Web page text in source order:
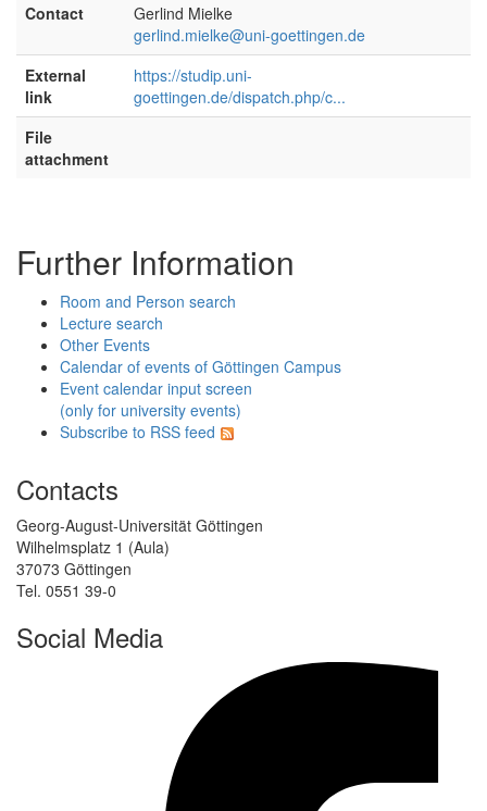
Contact
Gerlind Mielke
gerlind.mielke@uni-goettingen.de
External
link
https://studip.uni-
goettingen.de/dispatch.php/c...
File
attachment
Further Information
Room and Person search
Lecture search
Other Events
Calendar of events of Göttingen Campus
Event calendar input screen
(only for university events)
Subscribe to RSS feed
Contacts
Georg-August-Universität Göttingen
Wilhelmsplatz 1 (Aula)
37073 Göttingen
Tel. 0551 39-0
Social Media